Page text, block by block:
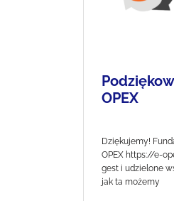
OPEX
Dziękujemy!
OPEX https://e-
gest i udzielone
jak ta możemy